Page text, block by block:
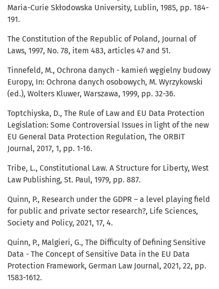
Maria-Curie Skłodowska University, Lublin, 1985, pp. 184-
191.
The Constitution of the Republic of Poland, Journal of
Laws, 1997, No. 78, item 483, articles 47 and 51.
Tinnefeld, M., Ochrona danych - kamień węgielny budowy
Europy, In: Ochrona danych osobowych, M. Wyrzykowski
(ed.), Wolters Kluwer, Warszawa, 1999, pp. 32-36.
Toptchiyska, D., The Rule of Law and EU Data Protection
Legislation: Some Controversial Issues in light of the new
EU General Data Protection Regulation, The ORBIT
Journal, 2017, 1, pp. 1-16.
Tribe, L., Constitutional Law. A Structure for Liberty, West
Law Publishing, St. Paul, 1979, pp. 887.
Quinn, P., Research under the GDPR – a level playing field
for public and private sector research?, Life Sciences,
Society and Policy, 2021, 17, 4.
Quinn, P., Malgieri, G., The Difficulty of Defining Sensitive
Data - The Concept of Sensitive Data in the EU Data
Protection Framework, German Law Journal, 2021, 22, pp.
1583-1612.